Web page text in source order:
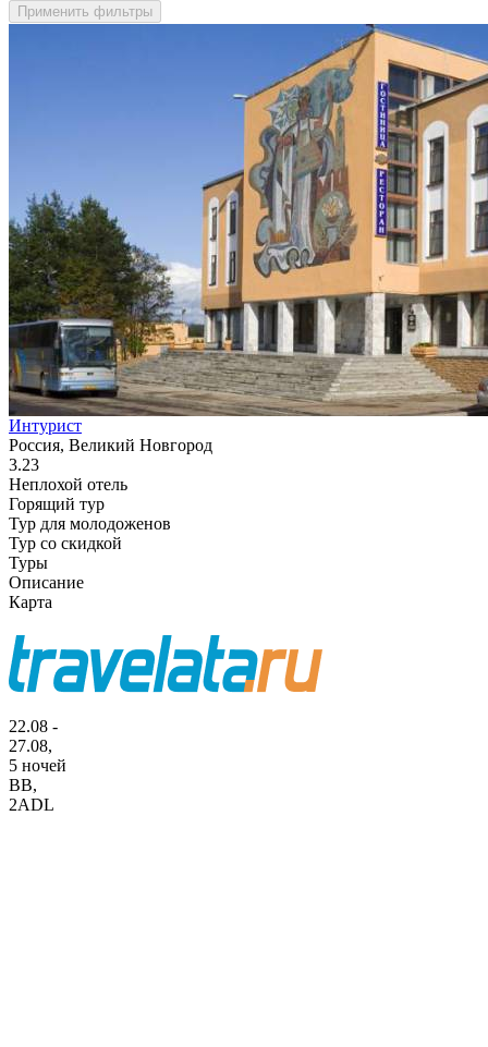
Применить фильтры
Интурист
Россия, Великий Новгород
3.23
Неплохой отель
Горящий тур
Тур для молодоженов
Тур со скидкой
Туры
Описание
Карта
22.08 -
27.08,
5 ночей
BB,
2ADL